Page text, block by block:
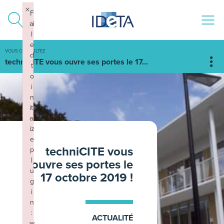
VOUS CONSULTEZ
techniCITE vous ouvre ses portes le 17...
techniCITE vous
ouvre ses portes le
17 octobre 2019 !
ACTUALITÉ
F
ai
l
e
d
t
o
i
n
iti
al
iz
e
p
l
u
g
i
n
:
×